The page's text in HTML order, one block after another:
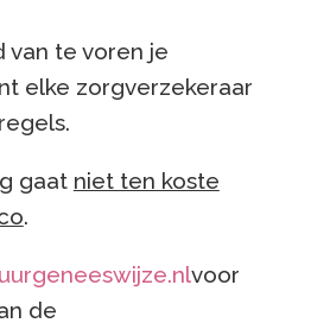
van te voren je
elke zorgverzekeraar
gaat niet ten koste
.
voor
de